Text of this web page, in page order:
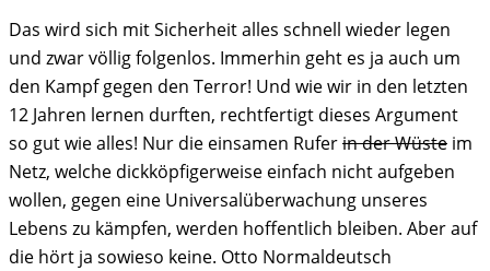
Das wird sich mit Sicherheit alles schnell wieder legen
und zwar völlig folgenlos. Immerhin geht es ja auch um
den Kampf gegen den Terror! Und wie wir in den letzten
12 Jahren lernen durften, rechtfertigt dieses Argument
so gut wie alles! Nur die einsamen Ruferin der Wüste im
Netz, welche dickköpfigerweise einfach nicht aufgeben
wollen, gegen eine Universalüberwachung unseres
Lebens zu kämpfen, werden hoffentlich bleiben. Aber auf
die hört ja sowieso keine. Otto Normaldeutsch